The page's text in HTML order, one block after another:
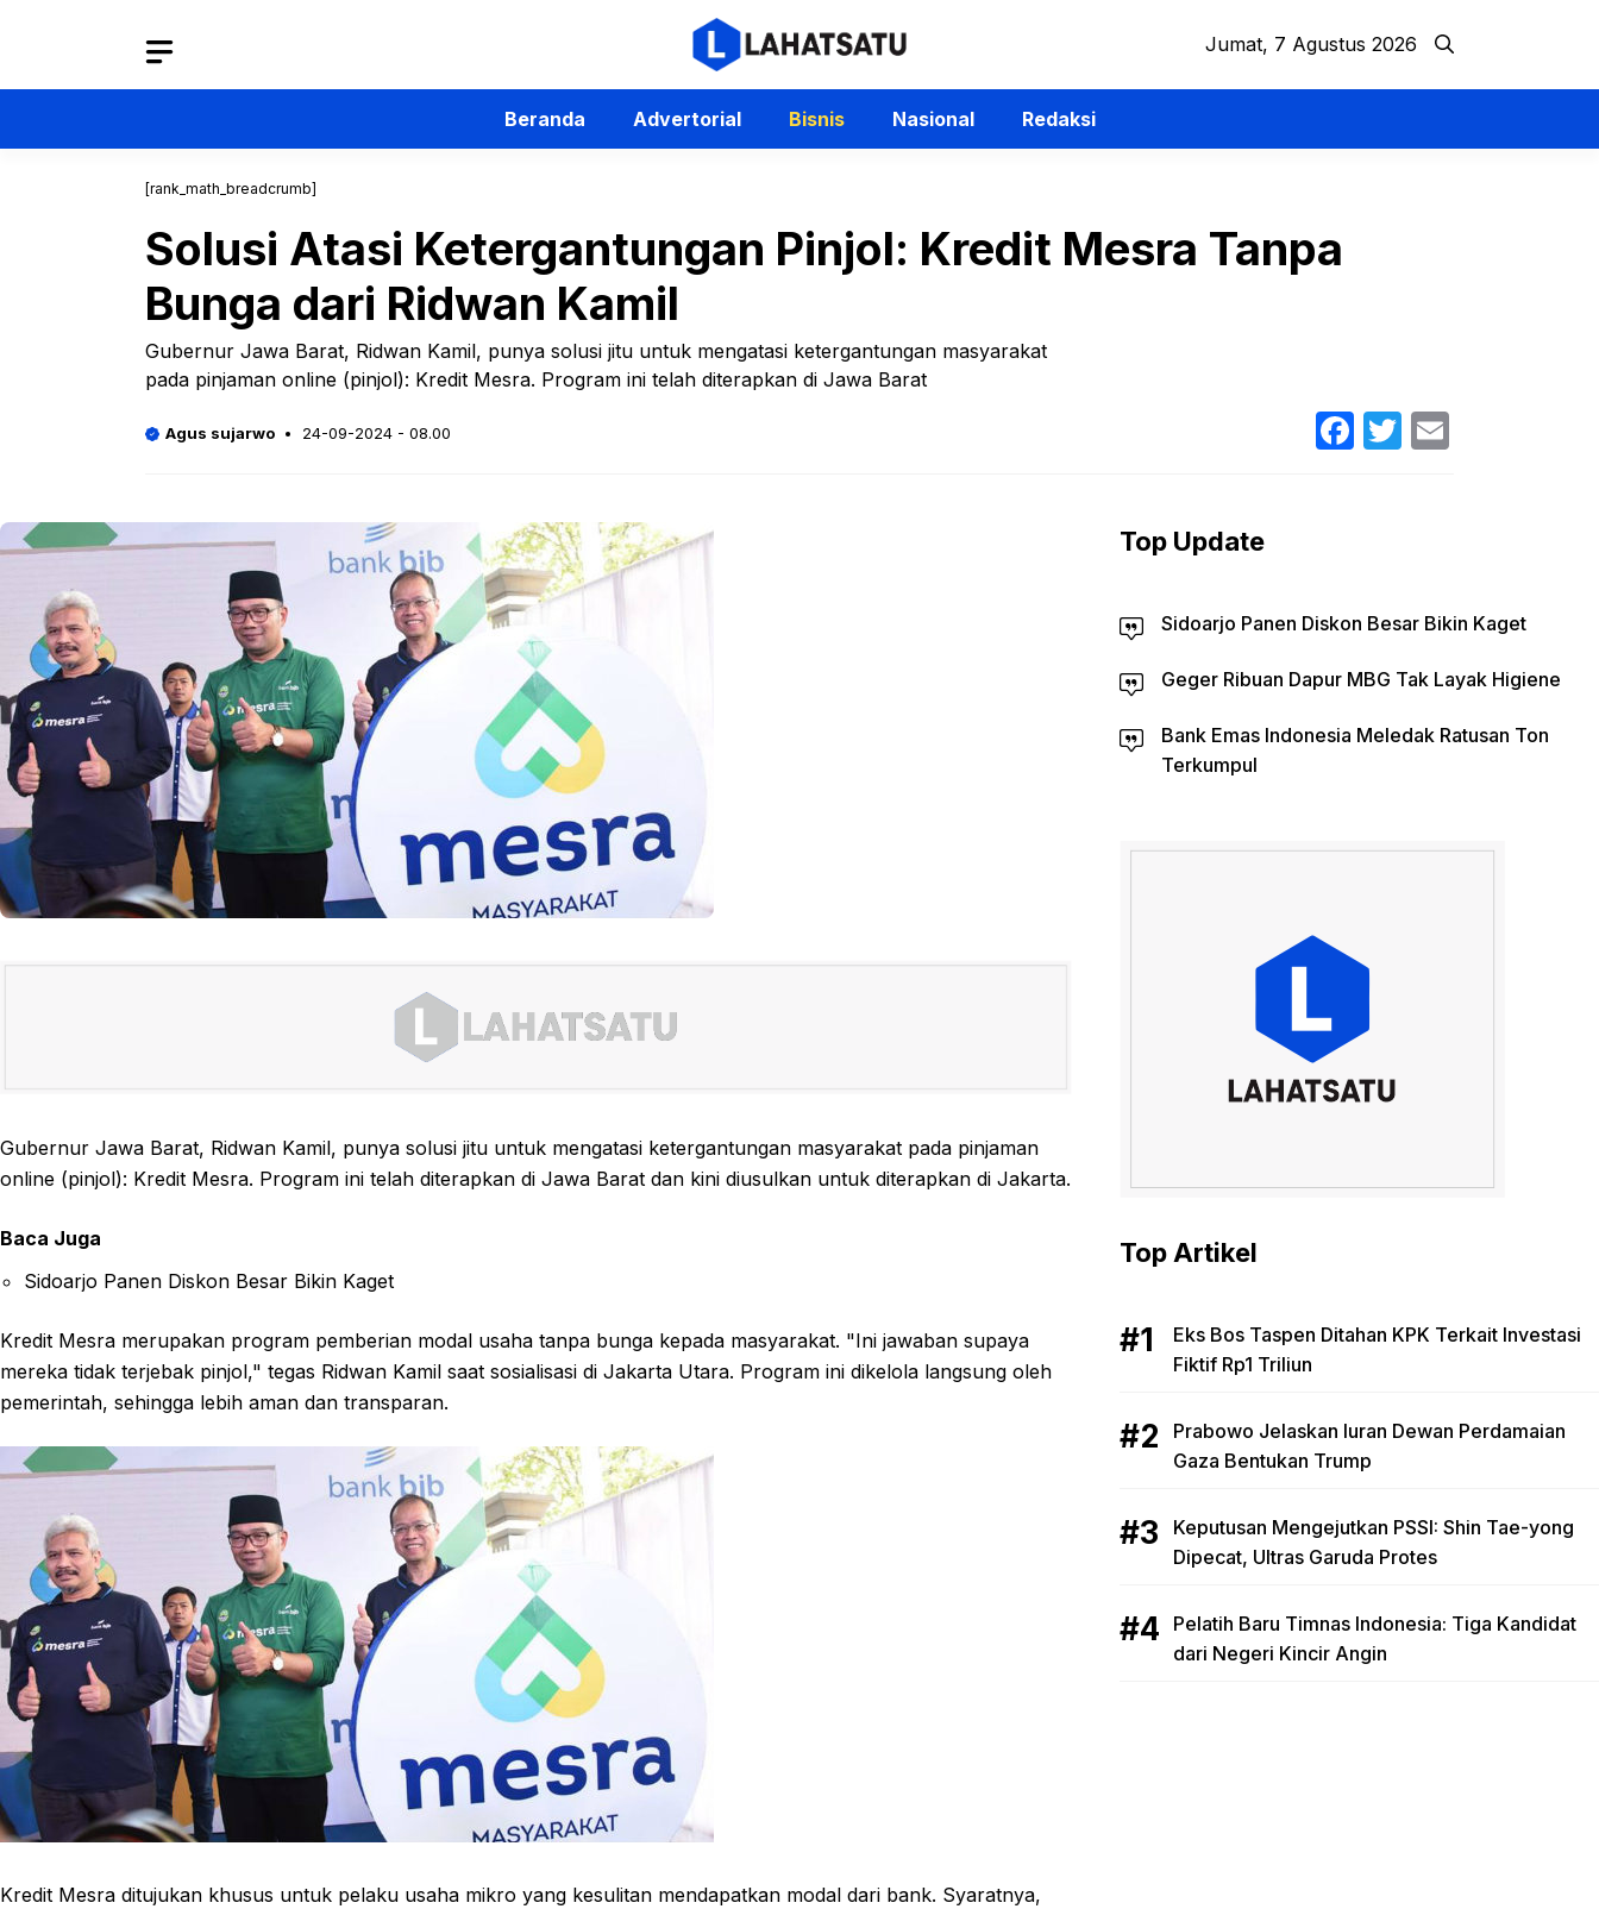
Jumat, 7 Agustus 2026
Beranda Advertorial Bisnis Nasional Redaksi
[rank_math_breadcrumb]
Solusi Atasi Ketergantungan Pinjol: Kredit Mesra Tanpa
Bunga dari Ridwan Kamil
Gubernur Jawa Barat, Ridwan Kamil, punya solusi jitu untuk mengatasi ketergantungan masyarakat
pada pinjaman online (pinjol): Kredit Mesra. Program ini telah diterapkan di Jawa Barat
Agus sujarwo 24-09-2024 - 08.00 Facebook
Twitter
Gubernur Jawa Barat, Ridwan Kamil, punya solusi jitu untuk mengatasi ketergantungan masyarakat pada pinjaman
online (pinjol): Kredit Mesra. Program ini telah diterapkan di Jawa Barat dan kini diusulkan untuk diterapkan di Jakarta.
Baca Juga
Sidoarjo Panen Diskon Besar Bikin Kaget
Kredit Mesra merupakan program pemberian modal usaha tanpa bunga kepada masyarakat. "Ini jawaban supaya
mereka tidak terjebak pinjol," tegas Ridwan Kamil saat sosialisasi di Jakarta Utara. Program ini dikelola langsung oleh
pemerintah, sehingga lebih aman dan transparan.
Kredit Mesra ditujukan khusus untuk pelaku usaha mikro yang kesulitan mendapatkan modal dari bank. Syaratnya,
Top Update
Sidoarjo Panen Diskon Besar Bikin Kaget
Geger Ribuan Dapur MBG Tak Layak Higiene
Bank Emas Indonesia Meledak Ratusan Ton
Terkumpul
Top Artikel
Eks Bos Taspen Ditahan KPK Terkait Investasi
Fiktif Rp1 Triliun
Prabowo Jelaskan Iuran Dewan Perdamaian
Gaza Bentukan Trump
Keputusan Mengejutkan PSSI: Shin Tae-yong
Dipecat, Ultras Garuda Protes
Pelatih Baru Timnas Indonesia: Tiga Kandidat
dari Negeri Kincir Angin